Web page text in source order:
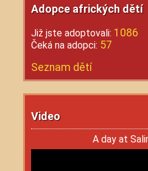
Adopce afrických dětí
Již jste adoptovali: 1086
Čeká na adopci: 57
Seznam dětí
Video
A day at